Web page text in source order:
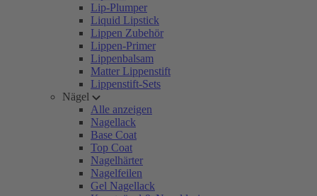
Lip-Plumper
Liquid Lipstick
Lippen Zubehör
Lippen-Primer
Lippenbalsam
Matter Lippenstift
Lippenstift-Sets
Nägel
Alle anzeigen
Nagellack
Base Coat
Top Coat
Nagelhärter
Nagelfeilen
Gel Nagellack